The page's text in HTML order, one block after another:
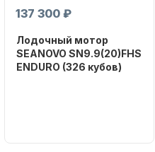
Аксессуары для лодок и
137 300 ₽
Лодочный мотор
SEANOVO SN9.9(20)FHS
ENDURO (326 кубов)